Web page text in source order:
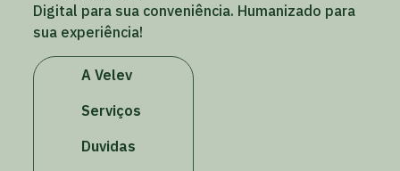
Digital para sua conveniência. Humanizado para
sua experiência!
A Velev
Serviços
Duvidas